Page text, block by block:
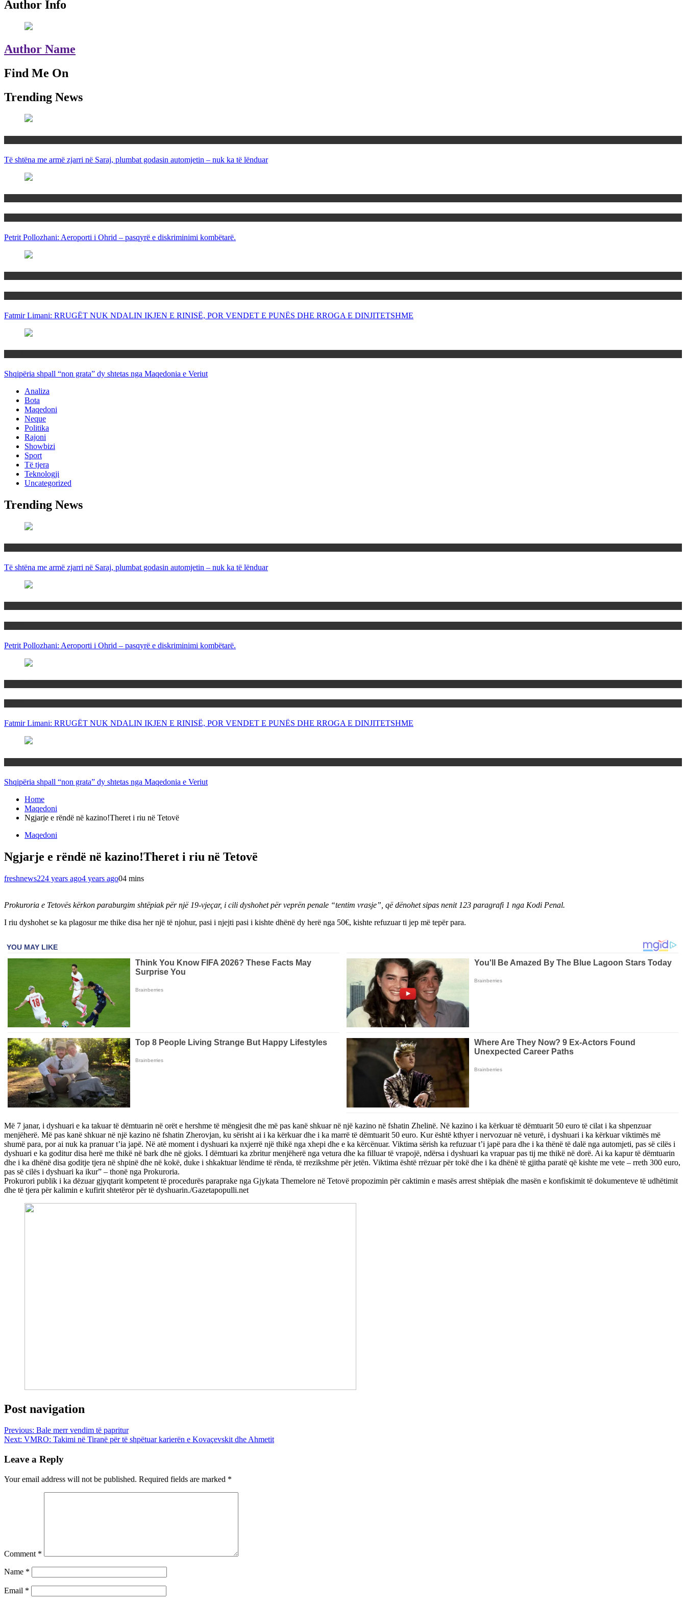
Author Info
Author Name
Find Me On
Trending News
Të shtëna me armë zjarri në Saraj, plumbat godasin automjetin – nuk ka të lënduar
Petrit Pollozhani: Aeroporti i Ohrid – pasqyrë e diskriminimi kombëtarë.
Fatmir Limani: RRUGËT NUK NDALIN IKJEN E RINISË, POR VENDET E PUNËS DHE RROGA E DINJITETSHME
Shqipëria shpall “non grata” dy shtetas nga Maqedonia e Veriut
Analiza
Bota
Maqedoni
Neque
Politika
Rajoni
Showbizi
Sport
Të tjera
Teknologji
Uncategorized
Trending News
Të shtëna me armë zjarri në Saraj, plumbat godasin automjetin – nuk ka të lënduar
Petrit Pollozhani: Aeroporti i Ohrid – pasqyrë e diskriminimi kombëtarë.
Fatmir Limani: RRUGËT NUK NDALIN IKJEN E RINISË, POR VENDET E PUNËS DHE RROGA E DINJITETSHME
Shqipëria shpall “non grata” dy shtetas nga Maqedonia e Veriut
Home
Maqedoni
Ngjarje e rëndë në kazino!Theret i riu në Tetovë
Maqedoni
Ngjarje e rëndë në kazino!Theret i riu në Tetovë
freshnews224 years ago4 years ago04 mins
Prokuroria e Tetovës kërkon paraburgim shtëpiak për një 19-vjeçar, i cili dyshohet për veprën penale “tentim vrasje”, që dënohet sipas nenit 123 paragrafi 1 nga Kodi Penal.
I riu dyshohet se ka plagosur me thike disa her një të njohur, pasi i njejti pasi i kishte dhënë dy herë nga 50€, kishte refuzuar ti jep më tepër para.
Më 7 janar, i dyshuari e ka takuar të dëmtuarin në orët e hershme të mëngjesit dhe më pas kanë shkuar në një kazino në fshatin Zhelinë. Në kazino i ka kërkuar të dëmtuarit 50 euro të cilat i ka shpenzuar
menjëherë. Më pas kanë shkuar në një kazino në fshatin Zherovjan, ku sërisht ai i ka kërkuar dhe i ka marrë të dëmtuarit 50 euro. Kur është kthyer i nervozuar në veturë, i dyshuari i ka kërkuar viktimës më
shumë para, por ai nuk ka pranuar t’ia japë. Në atë moment i dyshuari ka nxjerrë një thikë nga xhepi dhe e ka kërcënuar. Viktima sërish ka refuzuar t’i japë para dhe i ka thënë të dalë nga automjeti, pas së cilës i
dyshuari e ka goditur disa herë me thikë në bark dhe në gjoks. I dëmtuari ka zbritur menjëherë nga vetura dhe ka filluar të vrapojë, ndërsa i dyshuari ka vrapuar pas tij me thikë në dorë. Ai ka kapur të dëmtuarin
dhe i ka dhënë disa goditje tjera në shpinë dhe në kokë, duke i shkaktuar lëndime të rënda, të rrezikshme për jetën. Viktima është rrëzuar për tokë dhe i ka dhënë të gjitha paratë që kishte me vete – rreth 300 euro,
pas së cilës i dyshuari ka ikur” – thonë nga Prokuroria.
Prokurori publik i ka dëzuar gjyqtarit kompetent të procedurës paraprake nga Gjykata Themelore në Tetovë propozimin për caktimin e masës arrest shtëpiak dhe masën e konfiskimit të dokumenteve të udhëtimit
dhe të tjera për kalimin e kufirit shtetëror për të dyshuarin./Gazetapopulli.net
Post navigation
Previous: Bale merr vendim të papritur
Next: VMRO: Takimi në Tiranë për të shpëtuar karierën e Kovaçevskit dhe Ahmetit
Leave a Reply
Your email address will not be published. Required fields are marked *
Comment *
Name *
Email *